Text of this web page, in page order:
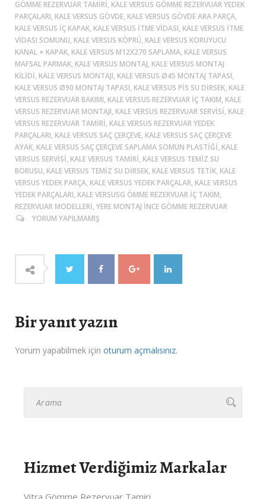
GÖMME REZERVUAR TAMIRI, KALE VERSUS GÖMME REZERVUAR YEDEK
PARÇALARI, KALE VERSUS GÖVDE, KALE VERSUS GÖVDE ARA PARÇA,
KALE VERSUS IÇ KAPAK, KALE VERSUS ITME VIDASI, KALE VERSUS ITME
VIDASI SOMUNU, KALE VERSUS KÖPRÜ, KALE VERSUS KORUYUCU
KANAL + KAPAK, KALE VERSUS M12X270 SAPLAMA, KALE VERSUS
MAFSAL PARMAK, KALE VERSUS MONTAJ, KALE VERSUS MONTAJ
KILIDI, KALE VERSUS MONTAJI, KALE VERSUS Ø45 MONTAJ TAPASI,
KALE VERSUS Ø90 MONTAJ TAPASI, KALE VERSUS PIS SU DIRSEK, KALE
VERSUS REZERVUAR BAKIMI, KALE VERSUS REZERVUAR IÇ TAKIM, KALE
VERSUS REZERVUAR MONTAJI, KALE VERSUS REZERVUAR SERVISI, KALE
VERSUS REZERVUAR TAMIRI, KALE VERSUS REZERVUAR YEDEK
PARÇALARI, KALE VERSUS SAÇ ÇERÇEVE, KALE VERSUS SAÇ ÇERÇEVE
AYAK, KALE VERSUS SAÇ ÇERÇEVE SAPLAMA SOMUN PLASTIĞI, KALE
VERSUS SERVISI, KALE VERSUS TAMIRI, KALE VERSUS TEMIZ SU
BORUSU, KALE VERSUS TEMIZ SU DIRSEK, KALE VERSUS TETIK, KALE
VERSUS YEDEK PARÇA, KALE VERSUS YEDEK PARÇALAR, KALE VERSUS
YEDEK PARÇALARI, KALE VERSUSG ÖMME REZERVUAR IÇ TAKIM,
REZERVUAR MODELLERI, YERE MONTAJ İNCE GÖMME REZERVUAR
YORUM YAPILMAMIŞ
Bir yanıt yazın
Yorum yapabilmek için oturum açmalısınız.
Hizmet Verdiğimiz Markalar
Vitra Gömme Rezervuar Tamiri